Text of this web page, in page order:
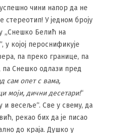
чини напор да не
стереотип! У једном броју
„Снешко Белић на
у којој пероснификује
па преко границе, па
па Снешко одлази пред
сам опет с вама,
моји, дични десетари!“
и весеље“. Све у свему, да
рекао бих да је писао
до краја. Душко у